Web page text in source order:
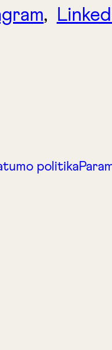
,
politika